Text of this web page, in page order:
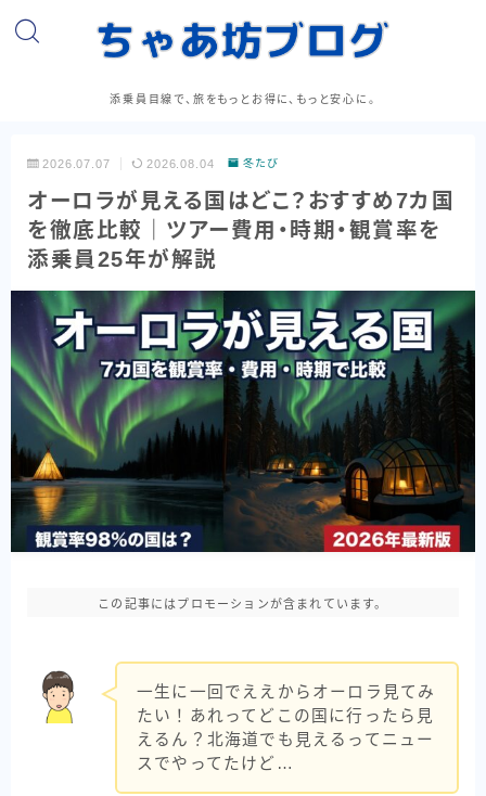
添乗員目線で、旅をもっとお得に、もっと安心に。
2026.07.07 2026.08.04 冬たび
オーロラが見える国はどこ？おすすめ7カ国
を徹底比較｜ツアー費用・時期・観賞率を
添乗員25年が解説
この記事にはプロモーションが含まれています。
一生に一回でええからオーロラ見てみ
たい！あれってどこの国に行ったら見
えるん？北海道でも見えるってニュー
スでやってたけど…